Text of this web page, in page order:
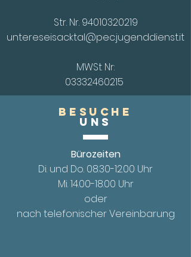
Str. Nr. 94010320219
untereseisacktal@pec.jugenddienst.it
MWSt Nr:
03332460215
Besuche
UnS
Bürozeiten
Di. und Do. 08.30-12.00 Uhr
Mi. 14.00-18.00 Uhr
oder
nach telefonischer Vereinbarung